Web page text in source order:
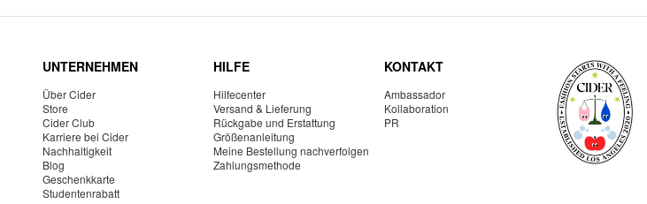
UNTERNEHMEN
Über Cider
Store
Cider Club
Karriere bei Cider
Nachhaltigkeit
Blog
Geschenkkarte
Studentenrabatt
HILFE
Hilfecenter
Versand & Lieferung
Rückgabe und Erstattung
Größenanleitung
Meine Bestellung nachverfolgen
Zahlungsmethode
KONTAKT
Ambassador
Kollaboration
PR